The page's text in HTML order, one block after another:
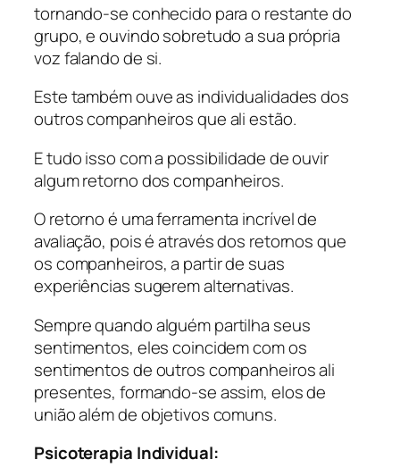
tornando-se conhecido para o restante do
grupo, e ouvindo sobretudo a sua própria
voz falando de si.
Este também ouve as individualidades dos
outros companheiros que ali estão.
E tudo isso com a possibilidade de ouvir
algum retorno dos companheiros.
O retorno é uma ferramenta incrível de
avaliação, pois é através dos retornos que
os companheiros, a partir de suas
experiências sugerem alternativas.
Sempre quando alguém partilha seus
sentimentos, eles coincidem com os
sentimentos de outros companheiros ali
presentes, formando-se assim, elos de
união além de objetivos comuns.
Psicoterapia Individual: